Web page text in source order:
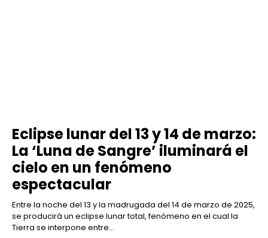
Eclipse lunar del 13 y 14 de marzo:
La ‘Luna de Sangre’ iluminará el
cielo en un fenómeno
espectacular
Entre la noche del 13 y la madrugada del 14 de marzo de 2025,
se producirá un eclipse lunar total, fenómeno en el cual la
Tierra se interpone entre...